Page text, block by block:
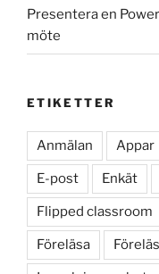
Presentera en
möte
ETIKETTER
Anmälan Appar
E-post Enkät
Flipped classroom
Föreläsa